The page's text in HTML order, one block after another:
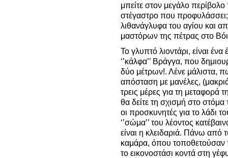
μπείτε στον μεγάλο
στέγαστρο που προφυλάσσει;
λιθανάγλυφα του αγίου και
μαστόρων της πέτρας στο
Το γλυπτό λιοντάρι, είναι
‘’κάλφα’’ Βράγγα, που
δύο μέτρων!. Λένε μάλιστα,
απόσταση με μανέλες,
τρεις μέρες για τη μεταφορά
θα δείτε τη σχισμή στο στόμα
οι προσκυνητές για το λάδι
‘’σώμα’’ του λέοντος
είναι η κλειδαριά. Πάνω από
καμάρα, όπου τοποθετούσαν
το εικονοστάσι κοντά στη